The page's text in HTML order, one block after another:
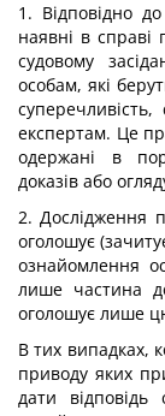
1. Відповідно
наявні в справі
судовому
особам, які
експертам. Це
одержані в
доказів або
2. Дослідження
оголошує
ознайомлення
лише частина
оголошує лише
В тих випадках,
приводу яких
дати відповідь